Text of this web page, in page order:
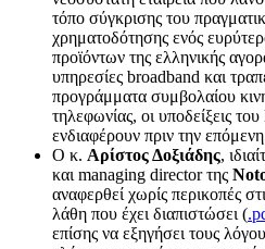
τόπο σύγκρισης του
χρηματοδότησης ενός
προϊόντων της ελληνικής
υπηρεσίες broadband και
προγράμματα συμβολαίου
τηλεφωνίας, οι υποδείξεις
ενδιαφέρουν πριν την
Ο κ. Αρίστος Δοξιάδης,
και managing director της
αναφερθεί χωρίς περικοπές
λάθη που έχει διαπιστώσει (
επίσης να εξηγήσει τους